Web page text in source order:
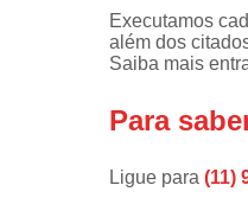
Executamos
além dos
Saiba mais
Para
Ligue para (11)